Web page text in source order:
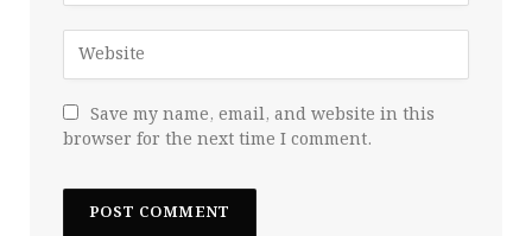
Save my name, email, and website in this
browser for the next time I comment.